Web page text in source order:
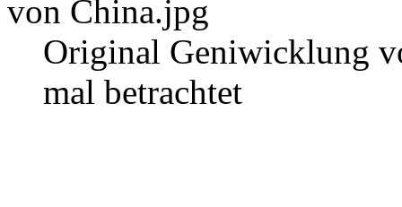
Original Geniwicklung
mal betrachtet